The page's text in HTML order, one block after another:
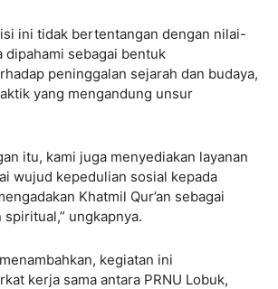
ini tidak bertentangan dengan nilai-
dipahami sebagai bentuk
peninggalan sejarah dan budaya,
yang mengandung unsur
itu, kami juga menyediakan layanan
wujud kepedulian sosial kepada
Khatmil Qur’an sebagai
ungkapnya.
kegiatan ini
kerja sama antara PRNU Lobuk,